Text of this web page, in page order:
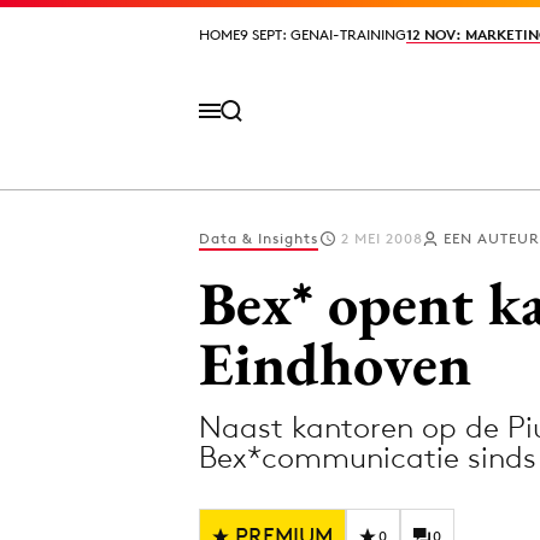
HOME9 SEPT: GENAI-TRAINING12 NOV:
HOME9 SEPT: GENAI-TRAINING12 NOV:
Design
Digital
Diversiteit
Data & Insights 2 MEI 2008 EEN AUTEUR
Bex* opent
Eindhoven
Naast kantoren op de
Bex*communicatie
0 0